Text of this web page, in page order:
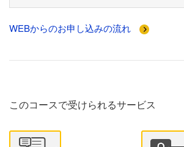
WEBからのお申し込みの流れ
このコースで受けられるサービス